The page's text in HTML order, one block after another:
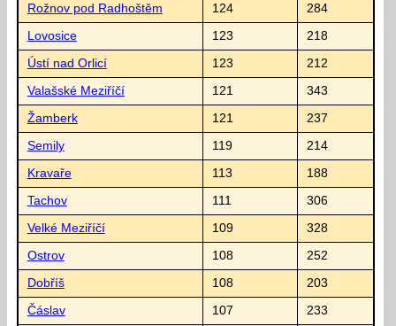
Rožnov pod Radhoštěm 124 284
Lovosice 123 218
Ústí nad Orlicí 123 212
Valašské Meziříčí 121 343
Žamberk 121 237
Semily 119 214
Kravaře 113 188
Tachov 111 306
Velké Meziříčí 109 328
Ostrov 108 252
Dobříš 108 203
Čáslav 107 233